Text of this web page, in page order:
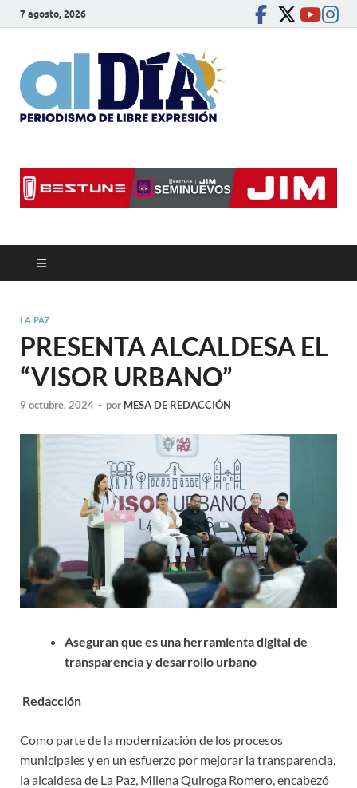
7 agosto, 2026
LA PAZ
PRESENTA ALCALDESA EL
“VISOR URBANO”
9 octubre, 2024 - por MESA DE REDACCIÓN
Aseguran que es una herramienta digital de
transparencia y desarrollo urbano
Redacción
Como parte de la modernización de los procesos
municipales y en un esfuerzo por mejorar la transparencia,
la alcaldesa de La Paz, Milena Quiroga Romero, encabezó